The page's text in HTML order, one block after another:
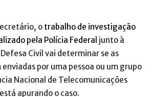
o trabalho de investigação
pela Polícia Federal junto à
Civil vai determinar se as
por uma pessoa ou um grupo
Nacional de Telecomunicações
apurando o caso.